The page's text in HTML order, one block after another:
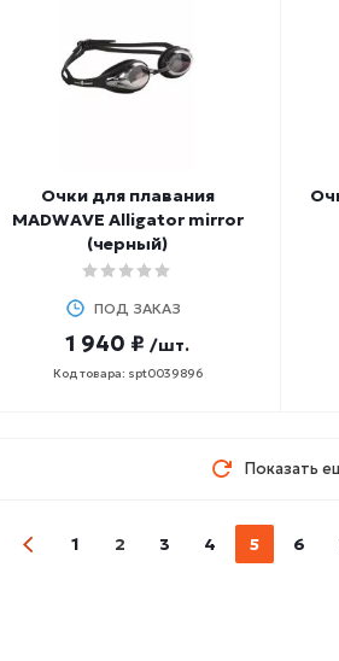
Очки для плавания
MADWAVE Alligator mirror
(черный)
ПОД ЗАКАЗ
1 940 ₽ /шт.
Код товара: spt0039896
Показать
1 2 3 4 5 6